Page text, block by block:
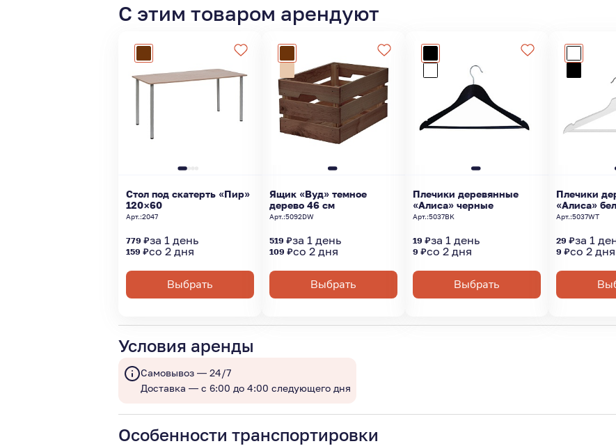
С этим товаром арендуют
Стол под скатерть «Пир»
120×60
Арт.:2047
779 ₽за 1 день
159 ₽со 2 дня
Выбрать
Ящик «Вуд» темное
дерево 46 см
Арт.:5092DW
519 ₽за 1 день
109 ₽со 2 дня
Выбрать
Плечики деревянные
«Алиса» черные
Арт.:5037BK
19 ₽за 1 день
9 ₽со 2 дня
Выбрать
Плечики
«Алиса»
Арт.:5037WT
29 ₽за 1
9 ₽со 2 дня
Условия аренды
Самовывоз — 24/7
Доставка — с 6:00 до 4:00 следующего дня
Особенности транспортировки